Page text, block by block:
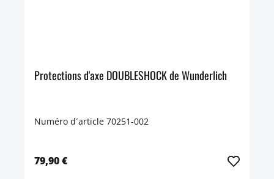
Protections d'axe DOUBLESHOCK de Wunderlich
Numéro d´article 70251-002
79,90 €